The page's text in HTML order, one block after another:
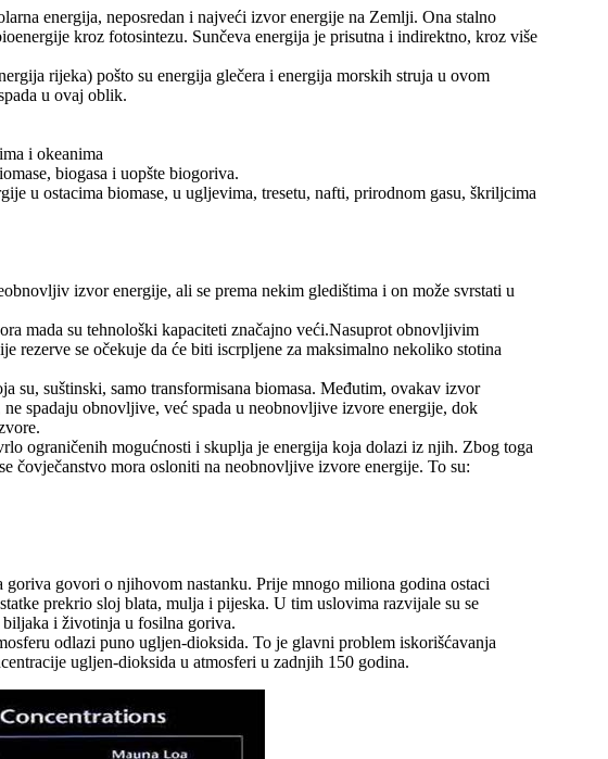
energija, neposredan i najveći izvor energije na Zemlji. Ona stalno
kroz fotosintezu. Sunčeva energija je prisutna i indirektno, kroz više
rijeka) pošto su energija glečera i energija morskih struja u ovom
u ovaj oblik.
i okeanima
biogasa i uopšte biogoriva.
u ostacima biomase, u ugljevima, tresetu, nafti, prirodnom gasu, škriljcima
izvor energije, ali se prema nekim gledištima i on može svrstati u
mada su tehnološki kapaciteti značajno veći.Nasuprot obnovljivim
se očekuje da će biti iscrpljene za maksimalno nekoliko stotina
su, suštinski, samo transformisana biomasa. Međutim, ovakav izvor
spadaju obnovljive, već spada u neobnovljive izvore energije, dok
ograničenih mogućnosti i skuplja je energija koja dolazi iz njih. Zbog toga
čovječanstvo mora osloniti na neobnovljive izvore energije. To su:
govori o njihovom nastanku. Prije mnogo miliona godina ostaci
prekrio sloj blata, mulja i pijeska. U tim uslovima razvijale su se
biljaka i životinja u fosilna goriva.
odlazi puno ugljen-dioksida. To je glavni problem iskorišćavanja
ugljen-dioksida u atmosferi u zadnjih 150 godina.